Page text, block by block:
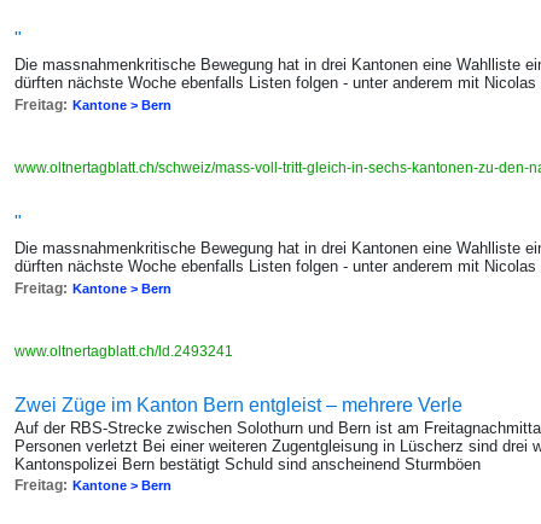
"
Die massnahmenkritische Bewegung hat in drei Kantonen eine Wahlliste
dürften nächste Woche ebenfalls Listen folgen - unter anderem mit
Freitag: Kantone > Bern
www.oltnertagblatt.ch/schweiz/mass-voll-tritt-gleich-in-sechs-kantonen-zu-
"
Die massnahmenkritische Bewegung hat in drei Kantonen eine Wahlliste
dürften nächste Woche ebenfalls Listen folgen - unter anderem mit
Freitag: Kantone > Bern
www.oltnertagblatt.ch/ld.2493241
Zwei Züge im Kanton Bern entgleist – mehrere Verle
Auf der RBS-Strecke zwischen Solothurn und Bern ist am
Personen verletzt Bei einer weiteren Zugentgleisung in Lüscherz sind drei
Kantonspolizei Bern bestätigt Schuld sind anscheinend Sturmböen
Freitag: Kantone > Bern